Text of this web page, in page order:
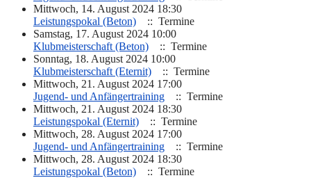
Mittwoch, 14. August 2024 18:30
Leistungspokal (Beton)
:: Termine
Samstag, 17. August 2024 10:00
Klubmeisterschaft (Beton)
:: Termine
Sonntag, 18. August 2024 10:00
Klubmeisterschaft (Eternit)
:: Termine
Mittwoch, 21. August 2024 17:00
Jugend- und Anfängertraining
:: Termine
Mittwoch, 21. August 2024 18:30
Leistungspokal (Eternit)
:: Termine
Mittwoch, 28. August 2024 17:00
Jugend- und Anfängertraining
:: Termine
Mittwoch, 28. August 2024 18:30
Leistungspokal (Beton)
:: Termine